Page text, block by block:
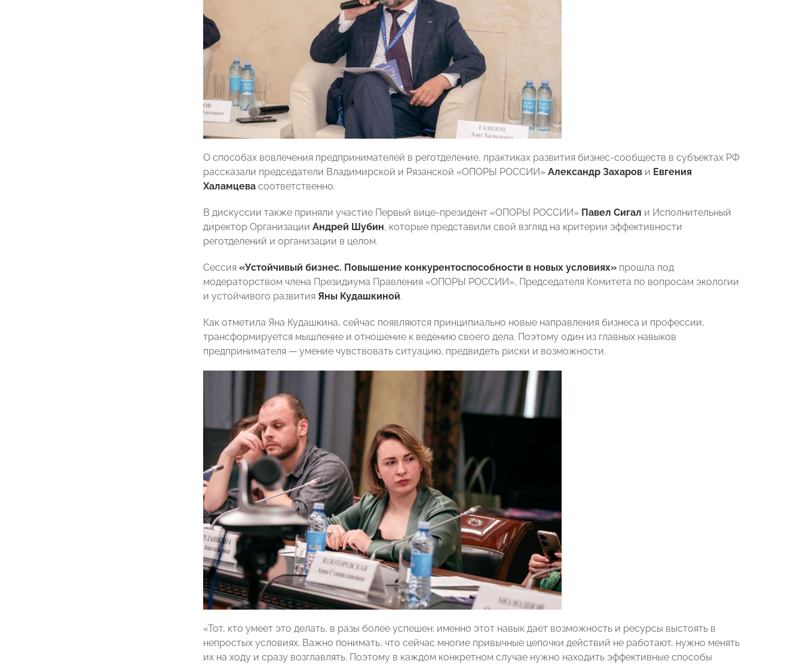
О способах вовлечения предпринимателей в реготделение, практиках развития бизнес-сообществ в субъектах РФ
рассказали председатели Владимирской и Рязанской «ОПОРЫ РОССИИ» Александр Захаров и Евгения
Халамцева соответственно.
В дискуссии также приняли участие Первый вице-президент «ОПОРЫ РОССИИ» Павел Сигал и Исполнительный
директор Организации Андрей Шубин, которые представили свой взгляд на критерии эффективности
реготделений и организации в целом.
Сессия «Устойчивый бизнес. Повышение конкурентоспособности в новых условиях» прошла под
модераторством члена Президиума Правления «ОПОРЫ РОССИИ», Председателя Комитета по вопросам экологии
и устойчивого развития Яны Кудашкиной.
Как отметила Яна Кудашкина, сейчас появляются принципиально новые направления бизнеса и профессии,
трансформируется мышление и отношение к ведению своего дела. Поэтому один из главных навыков
предпринимателя — умение чувствовать ситуацию, предвидеть риски и возможности.
«Тот, кто умеет это делать, в разы более успешен: именно этот навык дает возможность и ресурсы выстоять в
непростых условиях. Важно понимать, что сейчас многие привычные цепочки действий не работают, нужно менять
их на ходу и сразу возглавлять. Поэтому в каждом конкретном случае нужно находить эффективные способы